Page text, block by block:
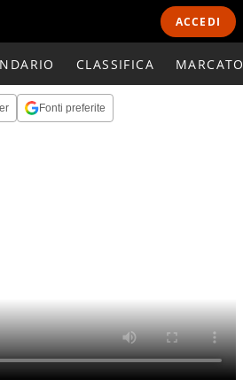
ACCEDI
CLASSIFICA
Fonti preferite